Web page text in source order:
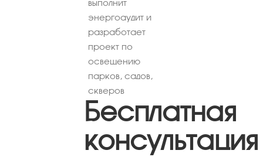
выполнит
энергоаудит и
разработает
проект по
освещению
парков, садов,
скверов
Бесплатная
консультация